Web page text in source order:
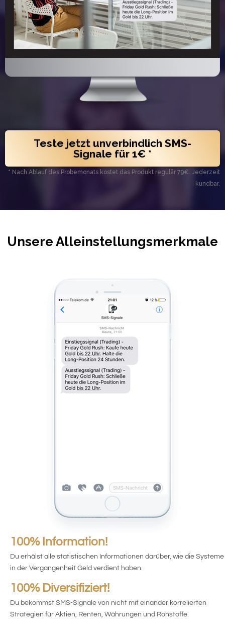
Teste jetzt unverbindlich SMS-
Signale für 1€ *
* Nach Ablauf des Probemonats kostet das Produkt regulär 79€. Jederzeit
kündbar.
Unsere Alleinstellungsmerkmale
100% Information!
Du erhälst alle statistischen Informationen darüber, wie die Systeme
in der Vergangenheit Geld verdient haben.
100% Diversifiziert!
Du bekommst SMS-Signale von nicht mit einander korrelierten
Strategien für Aktien, Renten, Währungen und Rohstoffe.